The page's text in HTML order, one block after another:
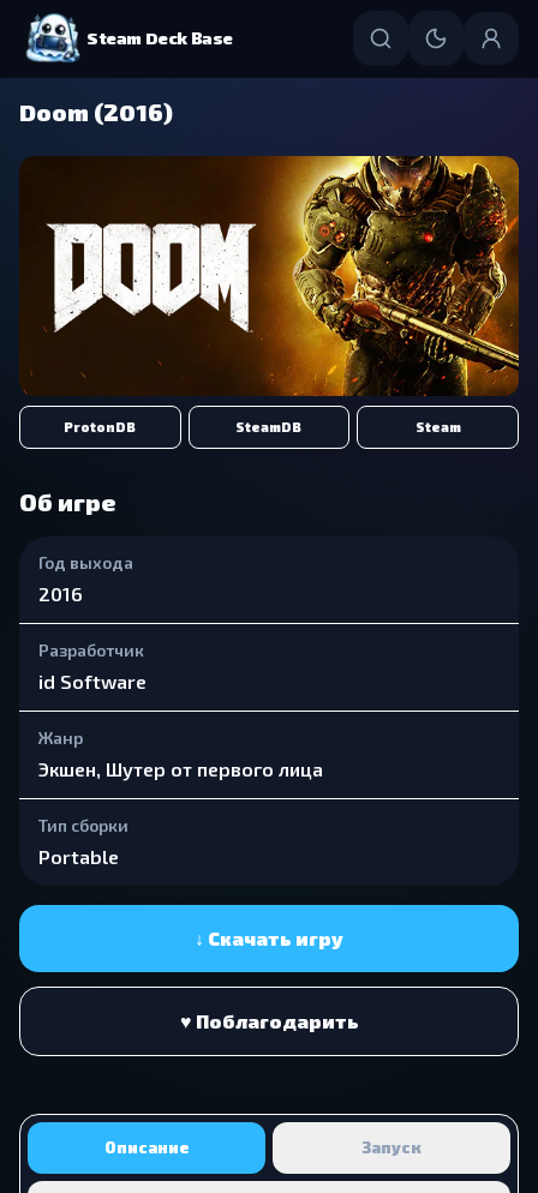
Steam Deck Base
Doom (2016)
ProtonDB SteamDB Steam
Об игре
Год выхода
2016
Разработчик
id Software
Жанр
Экшен, Шутер от первого лица
Тип сборки
Portable
↓ Скачать игру
♥ Поблагодарить
Описание Запуск